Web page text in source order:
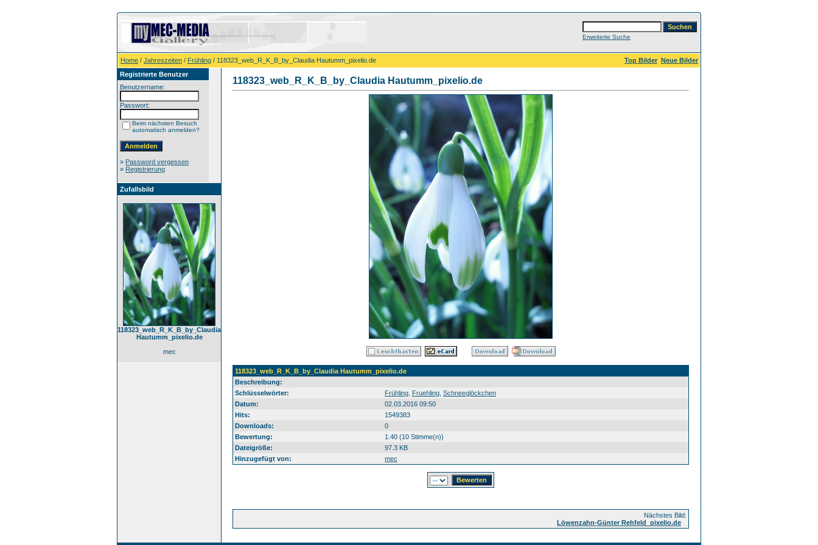
Erweiterte Suche
Home / Jahreszeiten / Frühling / 118323_web_R_K_B_by_Claudia Hautumm_pixelio.de Top Bilder Neue Bilder
Registrierte Benutzer
Benutzername:
Passwort:
Beim nächsten Besuch
automatisch anmelden?
» Password vergessen
» Registrierung
Zufallsbild
118323_web_R_K_B_by_Claudia
Hautumm_pixelio.de
mec
118323_web_R_K_B_by_Claudia Hautumm_pixelio.de
118323_web_R_K_B_by_Claudia Hautumm_pixelio.de
Beschreibung:
Schlüsselwörter:
Frühling Fruehling Schneeglöckchen
Datum:
02.03.2016 09:50
Hits:
1549383
Downloads:
0
Bewertung:
1.40 (10 Stimme(n))
Dateigröße:
97.3 KB
Hinzugefügt von:
mec
Nächstes Bild:
Löwenzahn-Günter Rehfeld_pixelio.de